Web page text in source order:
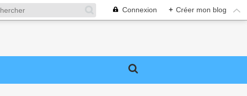
Connexion + Créer mon blog